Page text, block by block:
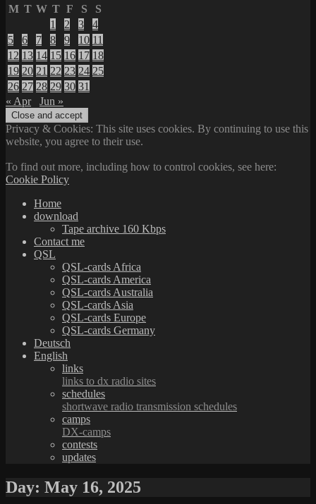
M T W T F S
S
1
2 3
4
5
6 7 8 9 10 11
12 13 14 15 16 17 18
19 20 21 22 23 24 25
26 27 28 29 30 31
« Apr
Jun »
Privacy & Cookies: This site uses cookies. By continuing to use this
website, you agree to their use.
To find out more, including how to control cookies, see here:
Cookie Policy
Home
download
Tape archive 160 Kbps
Contact me
QSL
QSL-cards Africa
QSL-cards America
QSL-cards Australia
QSL-cards Asia
QSL-cards Europe
QSL-cards Germany
Deutsch
English
links
links to dx radio sites
schedules
shortwave radio transmission schedules
camps
DX-camps
contests
updates
Day: May 16, 2025